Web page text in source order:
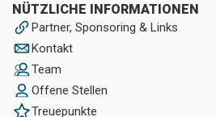
NÜTZLICHE INFORMATIONEN
Partner, Sponsoring & Links
Kontakt
Team
Offene Stellen
Treuepunkte